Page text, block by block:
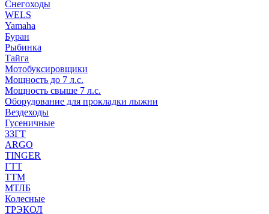
Снегоходы
WELS
Yamaha
Буран
Рыбинка
Тайга
Мотобуксировщики
Мощность до 7 л.с.
Мощность свыше 7 л.с.
Оборудование для прокладки лыжни
Вездеходы
Гусеничные
ЗЗГТ
ARGO
TINGER
ГТТ
ТТМ
МТЛБ
Колесные
ТРЭКОЛ